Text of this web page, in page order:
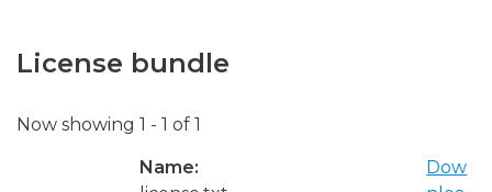
License bundle
Now showing 1 - 1 of 1
Name:
Dow